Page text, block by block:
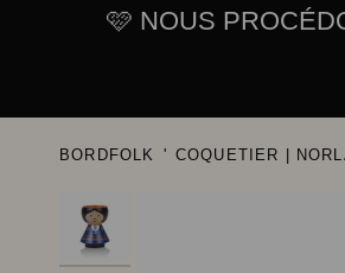
🩷 NOUS
BORDFOLK ' COQUETIER |